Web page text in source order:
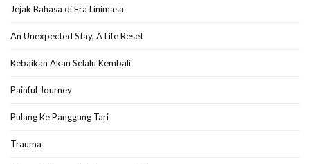
Jejak Bahasa di Era Linimasa
An Unexpected Stay, A Life Reset
Kebaikan Akan Selalu Kembali
Painful Journey
Pulang Ke Panggung Tari
Trauma